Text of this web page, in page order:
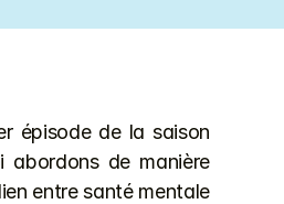
épisode de la saison
abordons de manière
entre santé mentale